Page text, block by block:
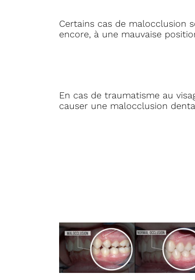
Certains cas de malocclusion
encore, à une mauvaise
En cas de traumatisme au
causer une malocclusion